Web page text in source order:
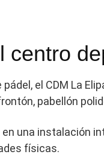
centro
el CDM La
pabellón
una instalación
físicas.